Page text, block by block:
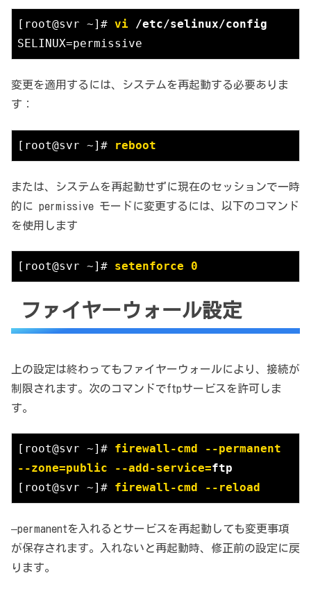
[root@svr ~]# vi /etc/selinux/config
SELINUX=permissive
変更を適用するには、システムを再起動する必要ありま
す：
[root@svr ~]# reboot
または、システムを再起動せずに現在のセッションで一時
的に permissive モードに変更するには、以下のコマンド
を使用します
[root@svr ~]# setenforce 0
ファイヤーウォール設定
上の設定は終わってもファイヤーウォールにより、接続が
制限されます。次のコマンドでftpサービスを許可しま
す。
[root@svr ~]# firewall-cmd --permanent
--zone=public --add-service=ftp
[root@svr ~]# firewall-cmd --reload
–permanentを入れるとサービスを再起動しても変更事項
が保存されます。入れないと再起動時、修正前の設定に戻
ります。